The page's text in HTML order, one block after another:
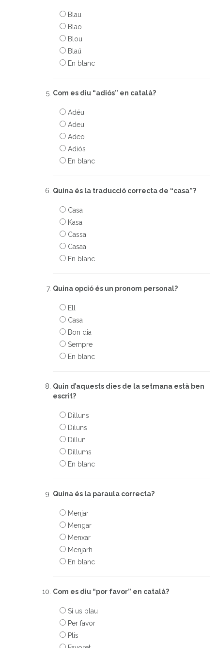
Blau
Blao
Blou
Blaü
En blanc
Com es diu “adiós” en català?
Adéu
Adeu
Adeo
Adiós
En blanc
Quina és la traducció correcta de “casa”?
Casa
Kasa
Cassa
Casaa
En blanc
Quina opció és un pronom personal?
Ell
Casa
Bon dia
Sempre
En blanc
Quin d’aquests dies de la setmana està ben
escrit?
Dilluns
Diluns
Dillun
Dillums
En blanc
Quina és la paraula correcta?
Menjar
Mengar
Menxar
Menjarh
En blanc
Com es diu “por favor” en català?
Si us plau
Per favor
Plis